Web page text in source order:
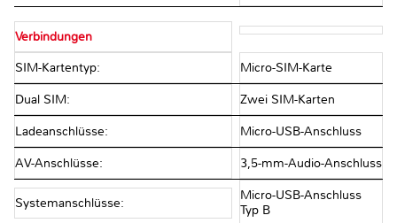
Verbindungen
SIM-Kartentyp: Micro-SIM-Karte
Dual SIM: Zwei SIM-Karten
Ladeanschlüsse: Micro-USB-Anschluss
AV-Anschlüsse: 3,5-mm-Audio-Anschluss
Systemanschlüsse:
Micro-USB-Anschluss
Typ B